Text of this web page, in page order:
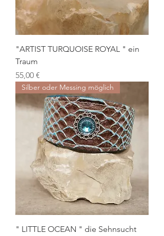
"ARTIST TURQUOISE ROYAL " ein
Traum
Preis
55,00 €
Silber oder Messing möglich
" LITTLE OCEAN " die Sehnsucht